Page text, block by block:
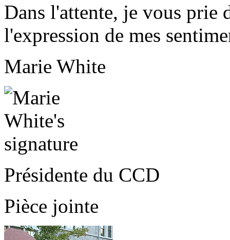
Dans l'attente, je vous prie
l'expression de mes
Marie White
Présidente du CCD
Pièce jointe